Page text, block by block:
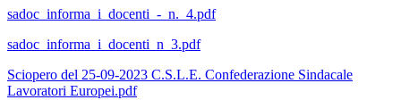
sadoc_informa_i_docenti_-_n._4.pdf
sadoc_informa_i_docenti_n_3.pdf
Sciopero del 25-09-2023 C.S.L.E. Confederazione Sindacale
Lavoratori Europei.pdf